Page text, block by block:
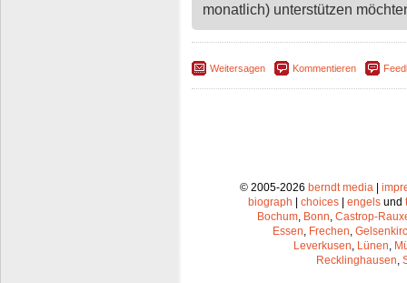
monatlich) unterstützen
Weitersagen Kommentieren
© 2005-2026 berndt media|
biograph
choices engels und
Bochum, Bonn, Castrop-
Essen, Frechen,
Leverkusen, Lünen,
Recklinghausen,